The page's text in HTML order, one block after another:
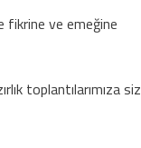
fikrine ve emeğine
toplantılarımıza siz